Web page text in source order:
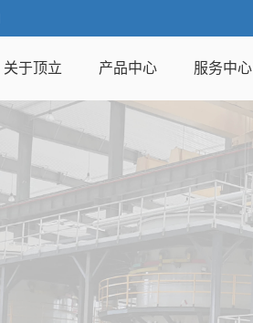
关于顶立 产品中心 服务中心